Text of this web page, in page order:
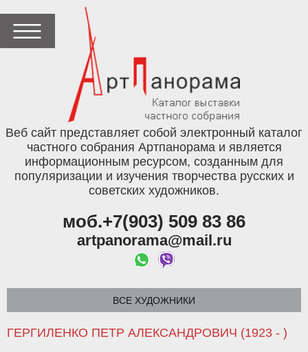
Веб сайт представляет собой электронный каталог
частного собрания Артпанорама и является
информационным ресурсом, созданным для
популяризации и изучения творчества русских и
советских художников.
моб.+7(903) 509 83 86
artpanorama@mail.ru
ВСЕ ХУДОЖНИКИ
ГЕРГИЛЕНКО ПЕТР АЛЕКСАНДРОВИЧ (1923 - )